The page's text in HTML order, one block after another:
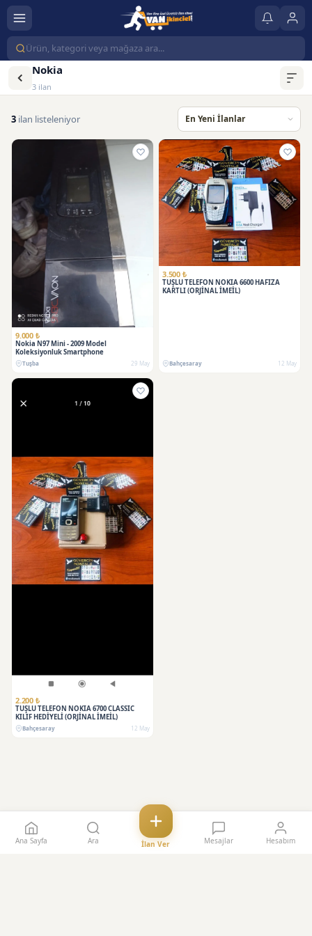
Nokia
3 ilan
3 ilan listeleniyor
9.000 ₺
Nokia N97 Mini - 2009 Model
Koleksiyonluk Smartphone
Tuşba 29 May
3.500 ₺
TUŞLU TELEFON NOKİA 6600 HAFIZA
KARTLI (ORJİNAL İMEİL)
Bahçesaray 12 May
2.200 ₺
TUŞLU TELEFON NOKİA 6700 CLASSİC
KILIF HEDİYELİ (ORJİNAL İMEİL)
Bahçesaray 12 May
Ana Sayfa Ara İlan Ver Mesajlar Hesabım